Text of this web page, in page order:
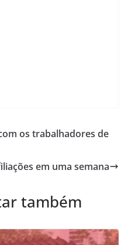
os trabalhadores de
em uma semana
também